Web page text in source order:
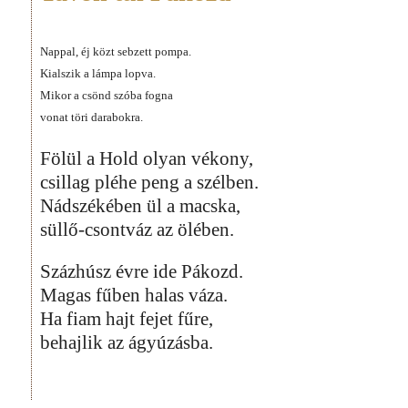
Nappal, éj közt sebzett pompa.
Kialszik a lámpa lopva.
Mikor a csönd szóba fogna
vonat töri darabokra.
Fölül a Hold olyan vékony,
csillag pléhe peng a szélben.
Nádszékében ül a macska,
süllő-csontváz az ölében.
Százhúsz évre ide Pákozd.
Magas fűben halas váza.
Ha fiam hajt fejet fűre,
behajlik az ágyúzásba.